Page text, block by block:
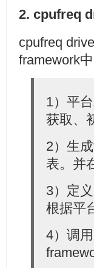
2. cpufreq
cpufreq
framework
1）平
获取、
2）生
表。并
3）定
根据平
4）调